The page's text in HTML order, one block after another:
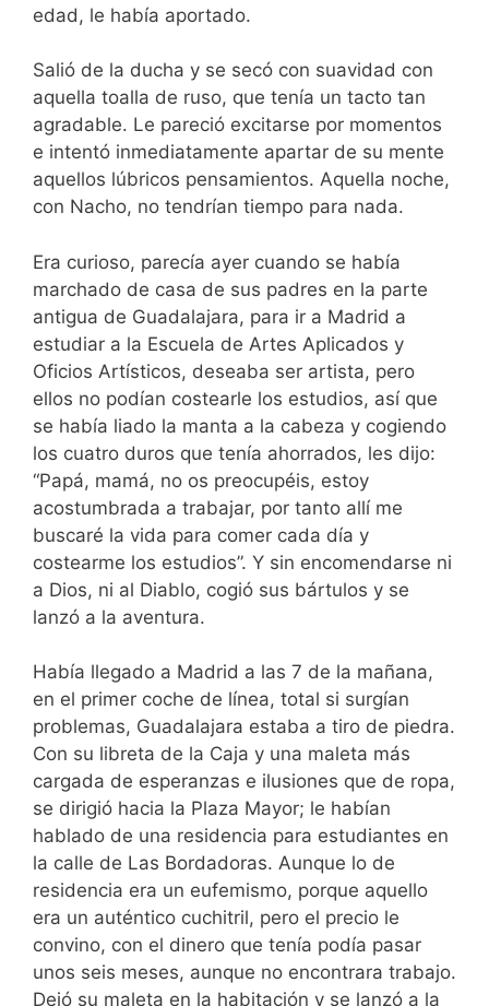
edad, le había aportado.
Salió de la ducha y se secó con suavidad con
aquella toalla de ruso, que tenía un tacto tan
agradable. Le pareció excitarse por momentos
e intentó inmediatamente apartar de su mente
aquellos lúbricos pensamientos. Aquella noche,
con Nacho, no tendrían tiempo para nada.
Era curioso, parecía ayer cuando se había
marchado de casa de sus padres en la parte
antigua de Guadalajara, para ir a Madrid a
estudiar a la Escuela de Artes Aplicados y
Oficios Artísticos, deseaba ser artista, pero
ellos no podían costearle los estudios, así que
se había liado la manta a la cabeza y cogiendo
los cuatro duros que tenía ahorrados, les dijo:
“Papá, mamá, no os preocupéis, estoy
acostumbrada a trabajar, por tanto allí me
buscaré la vida para comer cada día y
costearme los estudios”. Y sin encomendarse ni
a Dios, ni al Diablo, cogió sus bártulos y se
lanzó a la aventura.
Había llegado a Madrid a las 7 de la mañana,
en el primer coche de línea, total si surgían
problemas, Guadalajara estaba a tiro de piedra.
Con su libreta de la Caja y una maleta más
cargada de esperanzas e ilusiones que de ropa,
se dirigió hacia la Plaza Mayor; le habían
hablado de una residencia para estudiantes en
la calle de Las Bordadoras. Aunque lo de
residencia era un eufemismo, porque aquello
era un auténtico cuchitril, pero el precio le
convino, con el dinero que tenía podía pasar
unos seis meses, aunque no encontrara trabajo.
Dejó su maleta en la habitación y se lanzó a la